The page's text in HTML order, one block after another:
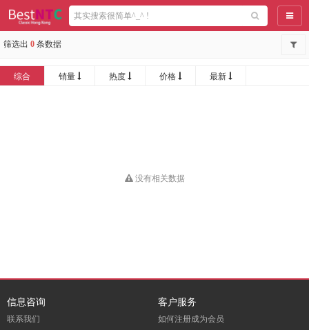
导航
筛选出 0 条数据
综合 销量 热度 价格 最新
没有相关数据
信息咨询
联系我们
客户服务
如何注册成为会员